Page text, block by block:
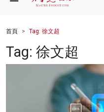
財經
健康
首頁 Tag: 徐文超
Tag: 徐文超